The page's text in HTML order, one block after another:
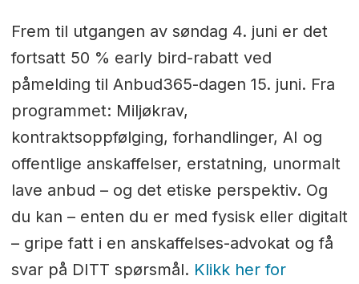
Frem til utgangen av søndag 4. juni er det
fortsatt 50 % early bird-rabatt ved
påmelding til Anbud365-dagen 15. juni. Fra
programmet: Miljøkrav,
kontraktsoppfølging, forhandlinger, AI og
offentlige anskaffelser, erstatning, unormalt
lave anbud – og det etiske perspektiv. Og
du kan – enten du er med fysisk eller digitalt
– gripe fatt i en anskaffelses-advokat og få
svar på DITT spørsmål. Klikk her for